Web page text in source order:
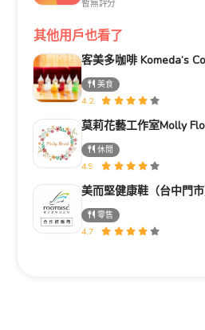
暫無評分
其他用戶也看了
美食
4.2
休閒
4.9
美而堅健康鞋（台中門市
零售
4.7